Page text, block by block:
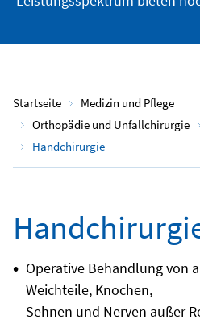
Startseite
Medizin und Pflege
Orthopädie und Unfallchirurgie
Handchirurgie
Operative Behandlung von
Weichteile, Knochen,
Sehnen und Nerven außer